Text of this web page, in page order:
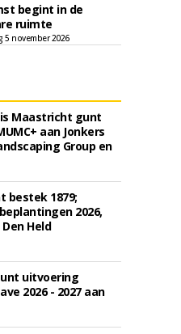
begint in de
ruimte
5 november 2026
Maastricht gunt
aan Jonkers
Group en
bestek 1879;
2026,
Held
uitvoering
2026 - 2027 aan